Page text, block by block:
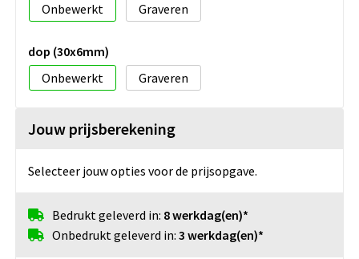
Onbewerkt Graveren
dop (30x6mm)
Onbewerkt
Graveren
Jouw prijsberekening
Selecteer jouw opties voor de prijsopgave.
Bedrukt geleverd in: 8 werkdag(en)*
Onbedrukt geleverd in: 3 werkdag(en)*